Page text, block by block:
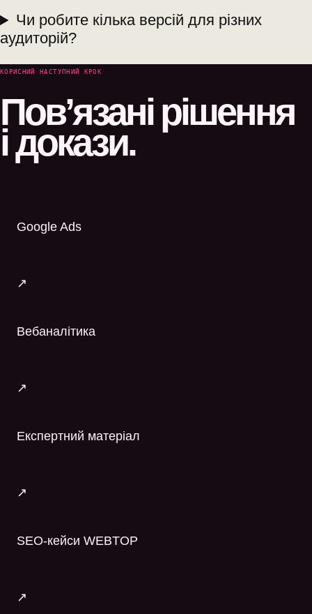
Чи робите кілька версій для різних
аудиторій?
КОРИСНИЙ НАСТУПНИЙ КРОК
Пов’язані рішення
і докази.
Google Ads
↗
Вебаналітика
↗
Експертний матеріал
↗
SEO-кейси WEBTOP
↗